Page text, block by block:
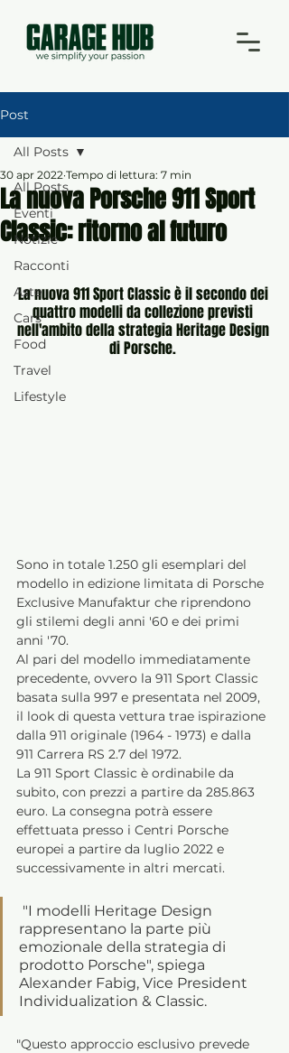
Post
All Posts
Eventi
Notizie
Racconti
Aste
Cars
Food
Travel
Lifestyle
All Posts
La nuova Porsche 911 Sport
Classic: ritorno al futuro
30 apr 2022 Tempo di lettura: 7 min
La nuova 911 Sport Classic è il secondo dei
quattro modelli da collezione previsti
nell'ambito della strategia Heritage Design
di Porsche.
Sono in totale 1.250 gli esemplari del
modello in edizione limitata di Porsche
Exclusive Manufaktur che riprendono
gli stilemi degli anni '60 e dei primi
anni '70.
Al pari del modello immediatamente
precedente, ovvero la 911 Sport Classic
basata sulla 997 e presentata nel 2009,
il look di questa vettura trae ispirazione
dalla 911 originale (1964 - 1973) e dalla
911 Carrera RS 2.7 del 1972.
La 911 Sport Classic è ordinabile da
subito, con prezzi a partire da 285.863
euro. La consegna potrà essere
effettuata presso i Centri Porsche
europei a partire da luglio 2022 e
successivamente in altri mercati.
rappresentano la parte più
emozionale della strategia di
prodotto Porsche", spiega
Alexander Fabig, Vice President
Individualization & Classic.
"Questo approccio esclusivo prevede